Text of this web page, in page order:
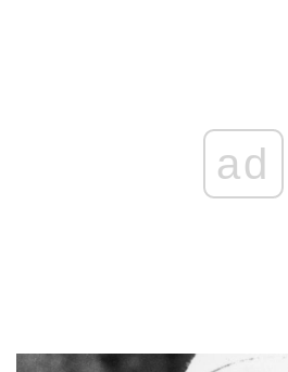
ad